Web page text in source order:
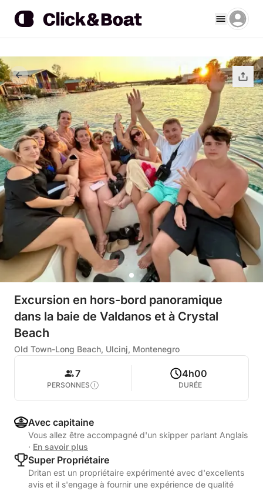
Excursion en hors-bord panoramique
dans la baie de Valdanos et à Crystal
Beach
Old Town-Long Beach, Ulcinj, Montenegro
7
PERSONNES
4h00
DURÉE
Avec capitaine
Vous allez être accompagné d'un skipper parlant Anglais
· En savoir plus
Super Propriétaire
Dritan est un propriétaire expérimenté avec d'excellents
avis et il s'engage à fournir une expérience de qualité